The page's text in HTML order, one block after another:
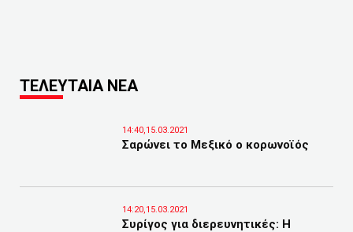
ΤΕΛΕΥΤΑΙΑ ΝΕΑ
14:40,15.03.2021
Σαρώνει το Μεξικό ο κορωνοϊός
14:20,15.03.2021
Συρίγος για διερευνητικές: Η